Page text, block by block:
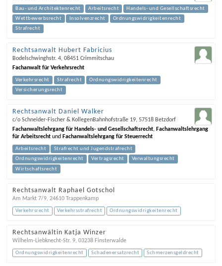
Bau- und Architektenrecht Arbeitsrecht
Handels- und Gesellschaftsrecht
Wettbewerbsrecht
Insolvenzrecht
Ordnungswidrigkeitenrecht
Strafrecht
Rechtsanwalt Hubert Fabricius
Bodelschwinghstr. 4, 08451 Crimmitschau
Fachanwalt für Verkehrsrecht
Verkehrsrecht Strafrecht
Ordnungswidrigkeitenrecht
Versicherungsrecht
Rechtsanwalt Daniel Walker
c/o Schneider-Fischer & KollegenBahnhofstraße 19, 57518 Betzdorf
Fachanwaltslehrgang für Handels- und Gesellschaftsrecht, Fachanwaltslehrgang
für Arbeitsrechtund Fachanwaltslehrgang für Steuerrecht
Arbeitsrecht
Strafrecht und Jugendstrafrecht
Ordnungswidrigkeitenrecht
Vertragsrecht
Verwaltungsrecht
Wirtschaftsrecht
Rechtsanwalt Raphael Gotschol
Am Markt 7/9, 24610 Trappenkamp
Verkehrsrecht Verkehrsstrafrecht Ordnungswidrigkeitenrecht
Rechtsanwältin Katja Winzer
Wilhelm-Liebknecht-Str. 9, 03238 Finsterwalde
Ordnungswidrigkeitenrecht Schadenersatzrecht Schmerzensgeldrecht